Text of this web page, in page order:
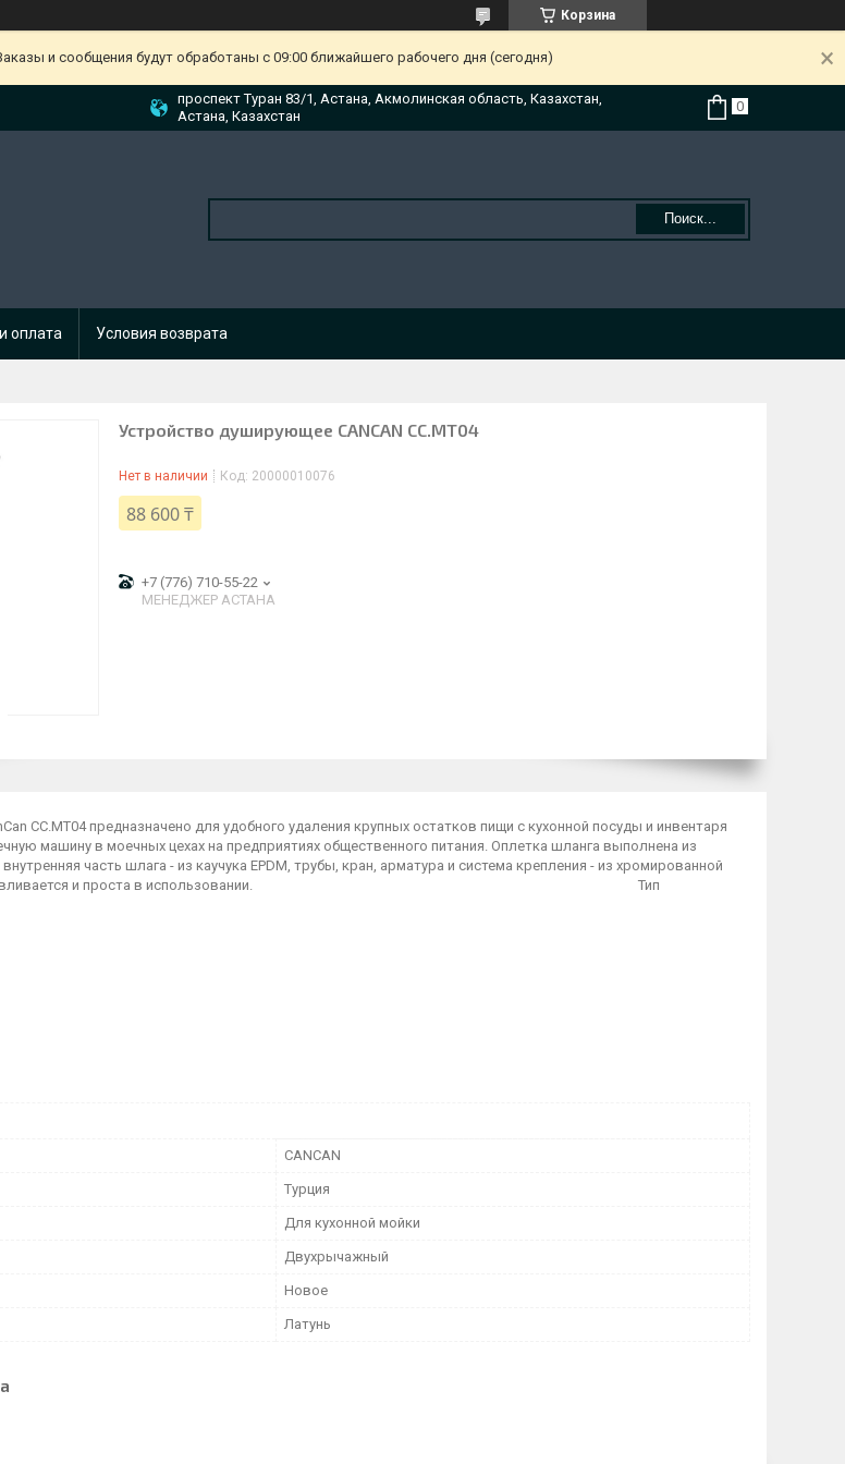
Корзина
и сообщения будут обработаны с 09:00 ближайшего рабочего дня (сегодня)
проспект Туран 83/1, Астана, Акмолинская область, Казахстан,
Астана, Казахстан
Поиск...
оплата Условия возврата
Устройство душирующее CANCAN CC.MТ04
Нет в наличии Код: 20000010076
88 600 ₸
+7 (776) 710-55-22
МЕНЕДЖЕР АСТАНА
CC.MT04 предназначено для удобного удаления крупных остатков пищи с кухонной посуды и инвентаря
машину в моечных цехах на предприятиях общественного питания. Оплетка шланга выполнена из
часть шлага - из каучука EPDM, трубы, кран, арматура и система крепления - из хромированной
устанавливается и проста в использовании. Тип
CANCAN
Турция
Для кухонной мойки
Двухрычажный
Новое
Латунь